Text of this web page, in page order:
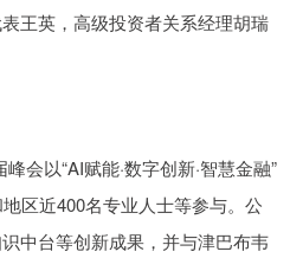
王英，高级投资者关系经理胡瑞
会以“AI赋能·数字创新·智慧金融”
区近400名专业人士等参与。公
中台等创新成果，并与津巴布韦